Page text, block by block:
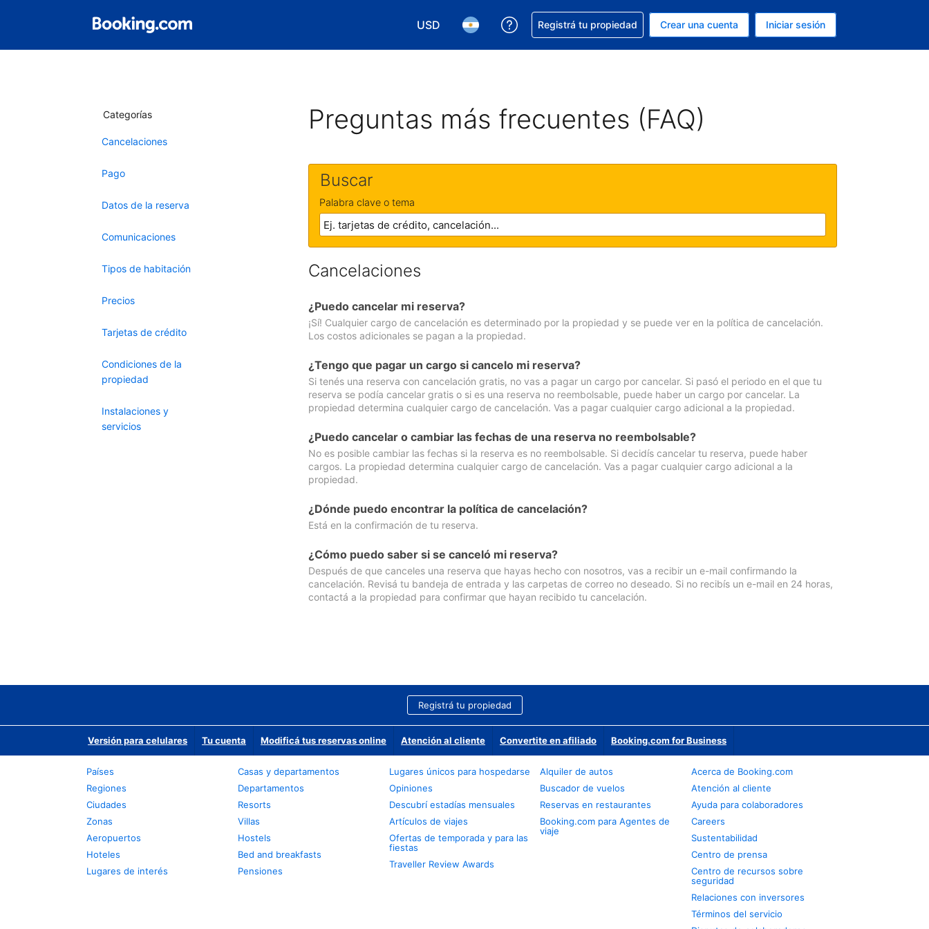
USD
Elegir la moneda. Tu moneda actual es Dólar de EEUU
Elegir el idioma. El idioma que estás usando es Español (Argentina)
Conseguí ayuda con tu reserva
Registrá tu propiedad Crear una cuenta Iniciar sesión
Categorías
Cancelaciones
Pago
Datos de la reserva
Comunicaciones
Tipos de habitación
Precios
Tarjetas de crédito
Condiciones de la
propiedad
Instalaciones y
servicios
Preguntas más frecuentes (FAQ)
Buscar
Palabra clave o tema
Cancelaciones
¿Puedo cancelar mi reserva?
¡Sí! Cualquier cargo de cancelación es determinado por la propiedad y se puede ver en la política de cancelación.
Los costos adicionales se pagan a la propiedad.
¿Tengo que pagar un cargo si cancelo mi reserva?
Si tenés una reserva con cancelación gratis, no vas a pagar un cargo por cancelar. Si pasó el periodo en el que tu
reserva se podía cancelar gratis o si es una reserva no reembolsable, puede haber un cargo por cancelar. La
propiedad determina cualquier cargo de cancelación. Vas a pagar cualquier cargo adicional a la propiedad.
¿Puedo cancelar o cambiar las fechas de una reserva no reembolsable?
No es posible cambiar las fechas si la reserva es no reembolsable. Si decidís cancelar tu reserva, puede haber
cargos. La propiedad determina cualquier cargo de cancelación. Vas a pagar cualquier cargo adicional a la
propiedad.
¿Dónde puedo encontrar la política de cancelación?
Está en la confirmación de tu reserva.
¿Cómo puedo saber si se canceló mi reserva?
Después de que canceles una reserva que hayas hecho con nosotros, vas a recibir un e-mail confirmando la
cancelación. Revisá tu bandeja de entrada y las carpetas de correo no deseado. Si no recibís un e-mail en 24 horas,
contactá a la propiedad para confirmar que hayan recibido tu cancelación.
Registrá tu propiedad
Versión para celulares Tu cuenta Modificá tus reservas online Atención al cliente Convertite en afiliado Booking.com for Business
Países
Regiones
Ciudades
Zonas
Aeropuertos
Hoteles
Lugares de interés
Casas y departamentos
Departamentos
Resorts
Villas
Hostels
Bed and breakfasts
Pensiones
Lugares únicos para hospedarse
Opiniones
Descubrí estadías mensuales
Artículos de viajes
Ofertas de temporada y para las
fiestas
Traveller Review Awards
Alquiler de autos
Buscador de vuelos
Reservas en restaurantes
Booking.com para Agentes de
viaje
Acerca de Booking.com
Atención al cliente
Ayuda para colaboradores
Careers
Sustentabilidad
Centro de prensa
Centro de recursos sobre
seguridad
Relaciones con inversores
Términos del servicio